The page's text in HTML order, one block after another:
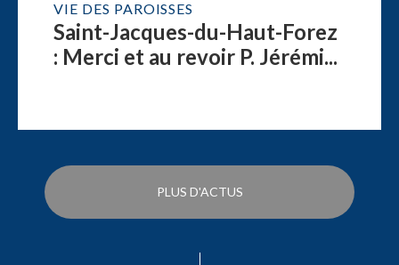
VIE DES PAROISSES
Saint-Jacques-du-Haut-Forez
: Merci et au revoir P. Jérémi...
PLUS D'ACTUS